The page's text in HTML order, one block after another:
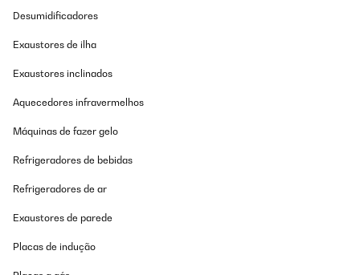
Desumidificadores
Exaustores de ilha
Exaustores inclinados
Aquecedores infravermelhos
Máquinas de fazer gelo
Refrigeradores de bebidas
Refrigeradores de ar
Exaustores de parede
Placas de indução